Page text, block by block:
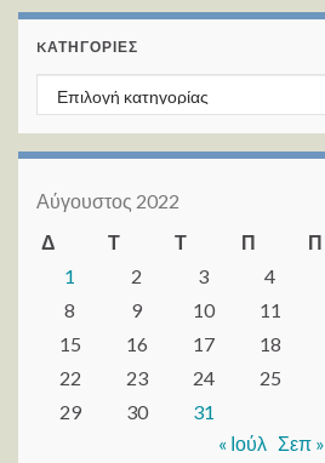
KΑΤΗΓΟΡΊΕΣ
Kατηγορίες
Αύγουστος 2022
Δ
Τ Τ Π Π
1
2 3 4
8
9 10 11
15
16 17 18
22
23 24 25
29
30
31
« Ιούλ Σεπ »